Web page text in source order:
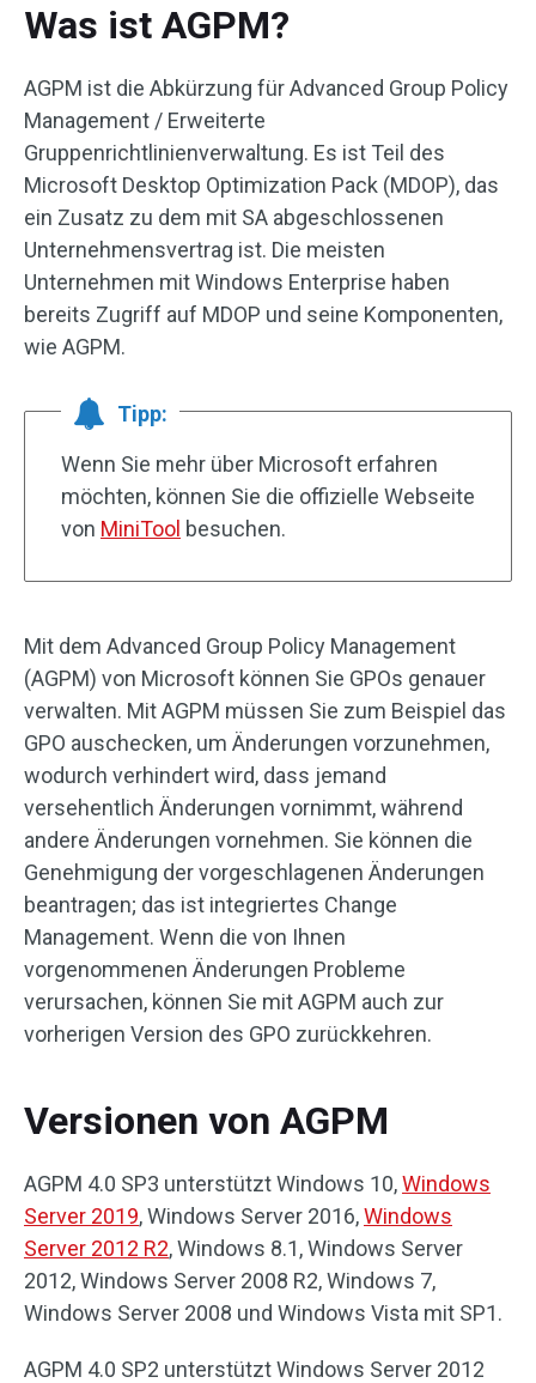
Was ist AGPM?
AGPM ist die Abkürzung für Advanced Group Policy
Management / Erweiterte
Gruppenrichtlinienverwaltung. Es ist Teil des
Microsoft Desktop Optimization Pack (MDOP), das
ein Zusatz zu dem mit SA abgeschlossenen
Unternehmensvertrag ist. Die meisten
Unternehmen mit Windows Enterprise haben
bereits Zugriff auf MDOP und seine Komponenten,
wie AGPM.
Tipp:
Wenn Sie mehr über Microsoft erfahren
möchten, können Sie die offizielle Webseite
von MiniTool besuchen.
Mit dem Advanced Group Policy Management
(AGPM) von Microsoft können Sie GPOs genauer
verwalten. Mit AGPM müssen Sie zum Beispiel das
GPO auschecken, um Änderungen vorzunehmen,
wodurch verhindert wird, dass jemand
versehentlich Änderungen vornimmt, während
andere Änderungen vornehmen. Sie können die
Genehmigung der vorgeschlagenen Änderungen
beantragen; das ist integriertes Change
Management. Wenn die von Ihnen
vorgenommenen Änderungen Probleme
verursachen, können Sie mit AGPM auch zur
vorherigen Version des GPO zurückkehren.
Versionen von AGPM
AGPM 4.0 SP3 unterstützt Windows 10,Windows
Server 2019, Windows Server 2016,Windows
Server 2012 R2, Windows 8.1, Windows Server
2012, Windows Server 2008 R2, Windows 7,
Windows Server 2008 und Windows Vista mit SP1.
AGPM 4.0 SP2 unterstützt Windows Server 2012